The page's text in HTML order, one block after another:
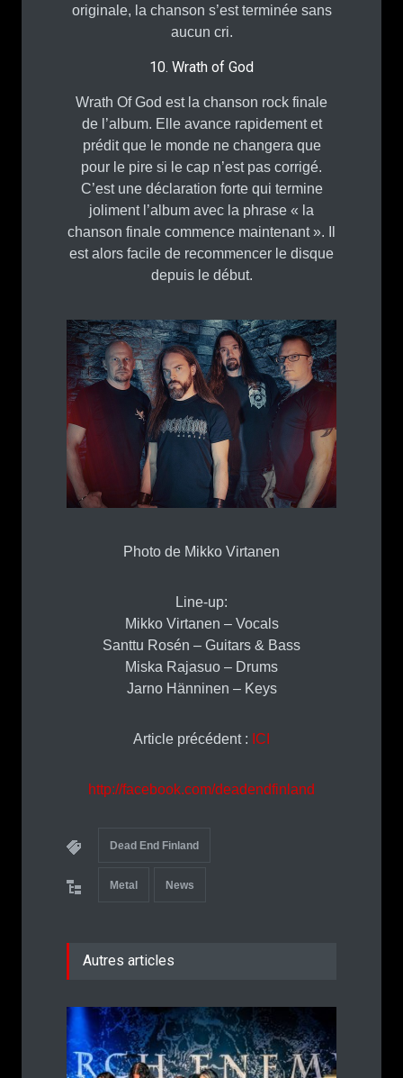
originale, la chanson s’est terminée sans
aucun cri.
10. Wrath of God
Wrath Of God est la chanson rock finale
de l’album. Elle avance rapidement et
prédit que le monde ne changera que
pour le pire si le cap n’est pas corrigé.
C’est une déclaration forte qui termine
joliment l’album avec la phrase « la
chanson finale commence maintenant ». Il
est alors facile de recommencer le disque
depuis le début.
Photo de Mikko Virtanen
Line-up:
Mikko Virtanen – Vocals
Santtu Rosén – Guitars & Bass
Miska Rajasuo – Drums
Jarno Hänninen – Keys
Article précédent : ICI
http://facebook.com/deadendfinland
Dead End Finland
Metal News
Autres articles